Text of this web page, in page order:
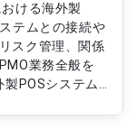
ける海外製
テムとの接続や
スク管理、関係
業務全般を